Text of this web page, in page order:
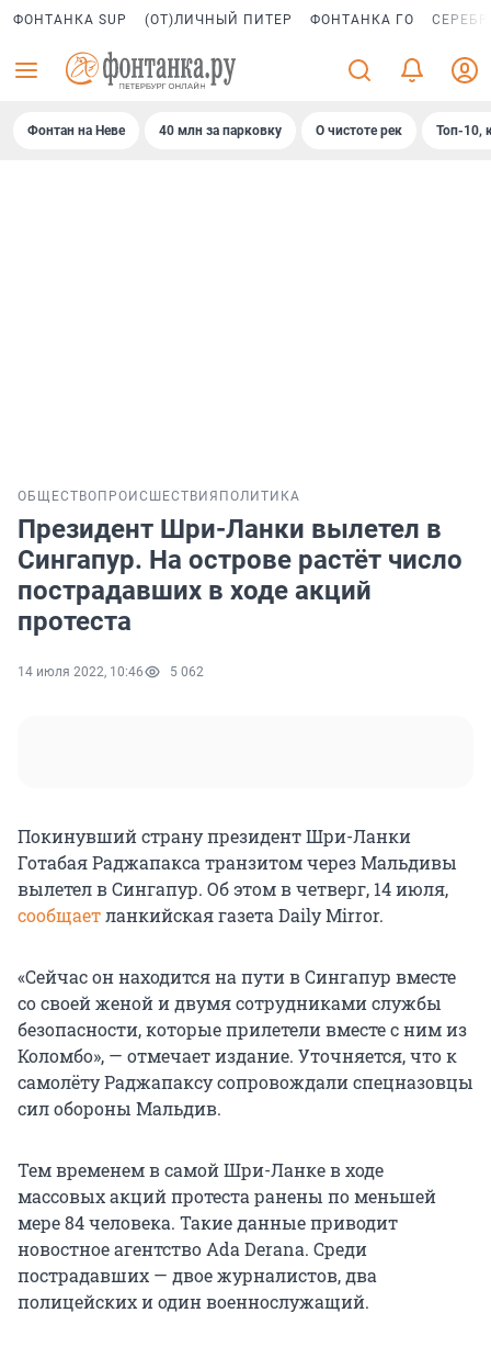
ФОНТАНКА SUP (ОТ)ЛИЧНЫЙ ПИТЕР ФОНТАНКА ГО
Фонтан на Неве 40 млн за парковку О чистоте рек Топ-10,
ОБЩЕСТВО ПРОИСШЕСТВИЯ ПОЛИТИКА
Президент Шри-Ланки вылетел в
Сингапур. На острове растёт число
пострадавших в ходе акций
протеста
14 июля 2022, 10:46 5 062
Покинувший страну президент Шри-Ланки
Готабая Раджапакса транзитом через Мальдивы
вылетел в Сингапур. Об этом в четверг, 14 июля,
сообщаетланкийская газета Daily Mirror.
«Сейчас он находится на пути в Сингапур вместе
со своей женой и двумя сотрудниками службы
безопасности, которые прилетели вместе с ним из
Коломбо», — отмечает издание. Уточняется, что к
самолёту Раджапаксу сопровождали спецназовцы
сил обороны Мальдив.
Тем временем в самой Шри-Ланке в ходе
массовых акций протеста ранены по меньшей
мере 84 человека. Такие данные приводит
новостное агентство Ada Derana. Среди
пострадавших — двое журналистов, два
полицейских и один военнослужащий.